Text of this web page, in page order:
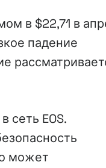
в $22,71 в
падение
сеть EOS.
может